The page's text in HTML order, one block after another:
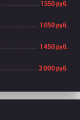
1 550 руб.
1 050 руб.
1 450 руб.
2 000 руб.